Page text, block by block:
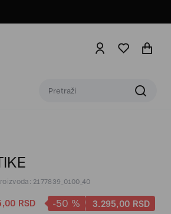
2177839_0100_40
00 RSD -50 % 3.295,00 RSD